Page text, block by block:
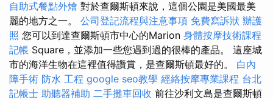
自助式餐點外燴 對於查爾斯頓來說，這個公園是美國最美
麗的地方之一。 公司登記流程與注意事項 免費寫訴狀 辦護
照 您可以到達查爾斯頓市中心的Marion 身體按摩技術課程
記帳 Square，並添加一些您遇到過的很棒的產品。 這座城
市的海洋生物在這裡值得讚賞，是查爾斯頓最好的。 白內
障手術 防水 工程 google seo教學 經絡按摩專業課程 台北
記帳士 助聽器補助 二手攤車回收 前往沙利文島是查爾斯頓